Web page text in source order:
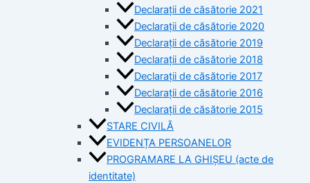
Declarații de căsătorie 2021
Declarații de căsătorie 2020
Declarații de căsătorie 2019
Declarații de căsătorie 2018
Declarații de căsătorie 2017
Declarații de căsătorie 2016
Declarații de căsătorie 2015
STARE CIVILĂ
EVIDENȚA PERSOANELOR
PROGRAMARE LA GHIȘEU (acte de
identitate)